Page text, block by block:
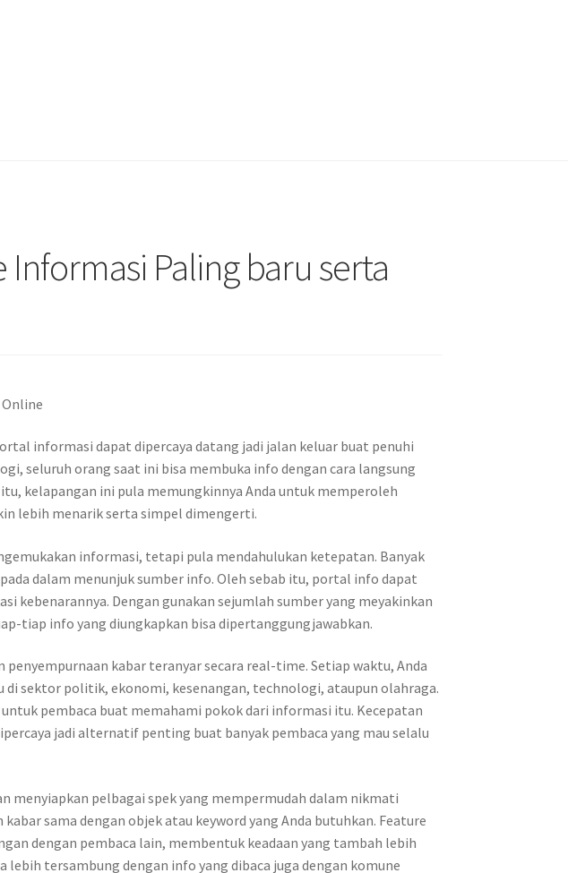
Paling baru serta
informasi dapat dipercaya datang jadi jalan keluar buat penuhi
seluruh orang saat ini bisa membuka info dengan cara langsung
kelapangan ini pula memungkinnya Anda untuk memperoleh
lebih menarik serta simpel dimengerti.
informasi, tetapi pula mendahulukan ketepatan. Banyak
dalam menunjuk sumber info. Oleh sebab itu, portal info dapat
kebenarannya. Dengan gunakan sejumlah sumber yang meyakinkan
tiap info yang diungkapkan bisa dipertanggungjawabkan.
kabar teranyar secara real-time. Setiap waktu, Anda
sektor politik, ekonomi, kesenangan, technologi, ataupun olahraga.
pembaca buat memahami pokok dari informasi itu. Kecepatan
jadi alternatif penting buat banyak pembaca yang mau selalu
menyiapkan pelbagai spek yang mempermudah dalam nikmati
sama dengan objek atau keyword yang Anda butuhkan. Feature
dengan pembaca lain, membentuk keadaan yang tambah lebih
tersambung dengan info yang dibaca juga dengan komune